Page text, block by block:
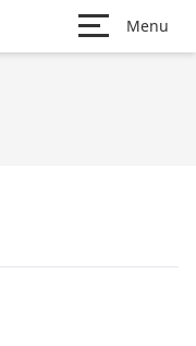
Menu